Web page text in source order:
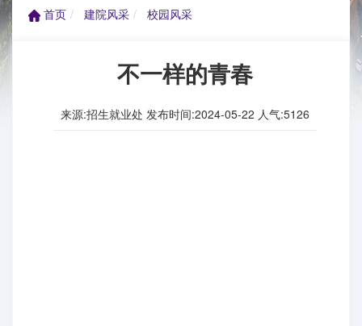
首页 建院风采 校园风采
不一样的青春
来源:招生就业处 发布时间:2024-05-22 人气:5126